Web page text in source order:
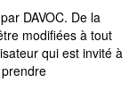
DAVOC. De la
modifiées à tout
qui est invité à